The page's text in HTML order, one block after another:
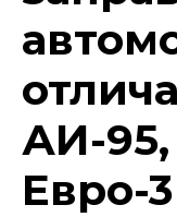
АИ-
Евро-